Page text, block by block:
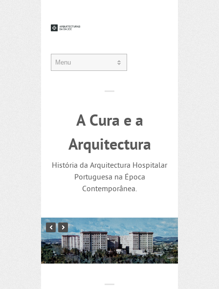
A Cura e a
Arquitectura
História da Arquitectura Hospitalar
Portuguesa na Época
Contemporânea.